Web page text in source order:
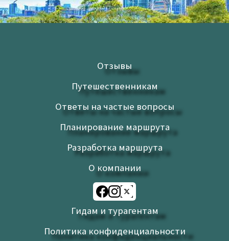
Отзывы
Путешественникам
Ответы на частые вопросы
Планирование маршрута
Разработка маршрута
О компании
Гидам и турагентам
Политика конфиденциальности